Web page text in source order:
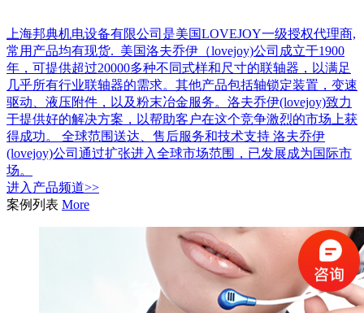
上海邦典机电设备有限公司是美国LOVEJOY一级授权代理商,
常用产品均有现货. 美国洛夫乔伊（lovejoy)公司成立于1900
年，可提供超过20000多种不同式样和尺寸的联轴器，以满足
几乎所有行业联轴器的需求。其他产品包括轴锁定装置，变速
驱动、液压附件，以及粉末冶金服务。洛夫乔伊(lovejoy)致力
于提供好的解决方案，以帮助客户在这个竞争激烈的市场上获
得成功。 全球范围送达、售后服务和技术支持 洛夫乔伊
(lovejoy)公司通过扩张进入全球市场范围，已发展成为国际市
场。
进入 产品频道>>
案例列表 More